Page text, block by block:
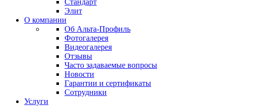
Стандарт
Элит
О компании
Об Альта-Профиль
Фотогалерея
Видеогалерея
Отзывы
Часто задаваемые вопросы
Новости
Гарантии и сертификаты
Сотрудники
Услуги